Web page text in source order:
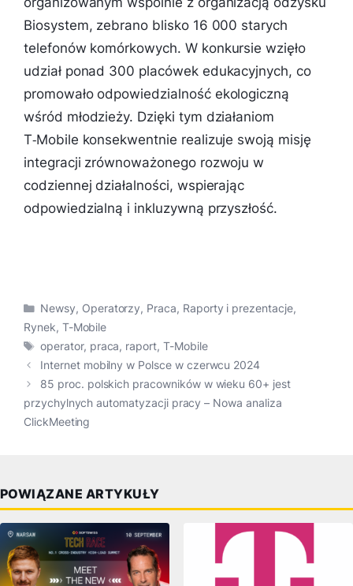
Biosystem, zebrano blisko 16 000 starych
telefonów komórkowych. W konkursie wzięło
udział ponad 300 placówek edukacyjnych, co
promowało odpowiedzialność ekologiczną
wśród młodzieży. Dzięki tym działaniom
T‑Mobile konsekwentnie realizuje swoją misję
integracji zrównoważonego rozwoju w
codziennej działalności, wspierając
odpowiedzialną i inkluzywną przyszłość.
Kategorie
Newsy, Operatorzy, Praca, Raporty i prezentacje,
Rynek, T-Mobile
Tagi
operator, praca, raport, T-Mobile
Internet mobilny w Polsce w czerwcu 2024
85 proc. polskich pracowników w wieku 60+ jest
przychylnych automatyzacji pracy – Nowa analiza
ClickMeeting
POWIĄZANE ARTYKUŁY